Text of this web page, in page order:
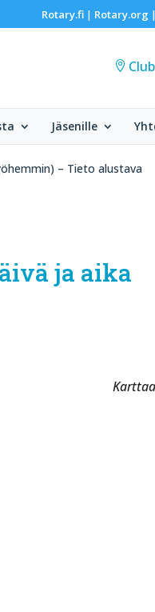
Rotary.fi| Rotary.org |
Jäsenille
– Tieto alustava
ja aika